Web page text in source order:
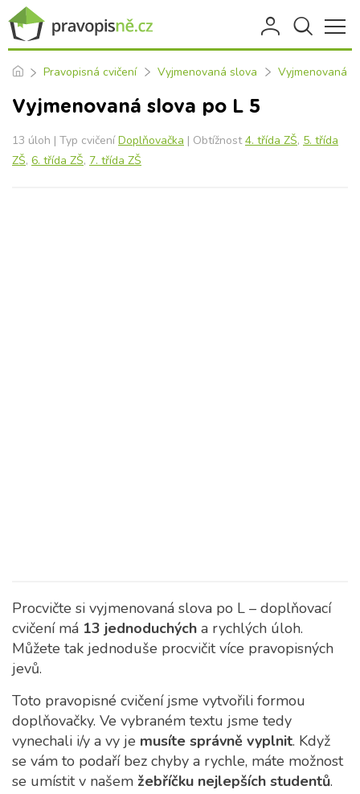
Pravopisná cvičení Vyjmenovaná slova Vyjmenovaná
Vyjmenovaná slova po L 5
13 úloh | Typ cvičeníDoplňovačka | Obtížnost4. třída ZŠ, 5. třída
ZŠ, 6. třída ZŠ, 7. třída ZŠ
Procvičte si vyjmenovaná slova po L – doplňovací
cvičení má 13 jednoduchých a rychlých úloh.
Můžete tak jednoduše procvičit více pravopisných
jevů.
Toto pravopisné cvičení jsme vytvořili formou
doplňovačky. Ve vybraném textu jsme tedy
vynechali i/y a vy je musíte správně vyplnit. Když
se vám to podaří bez chyby a rychle, máte možnost
se umístit v našem žebříčku nejlepších studentů.